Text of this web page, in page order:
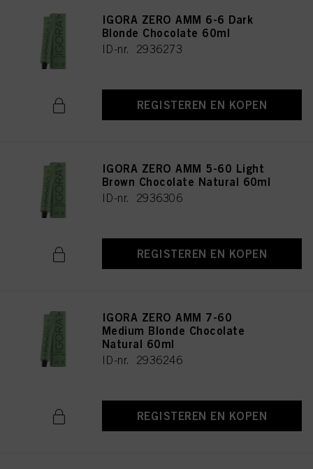
IGORA ZERO AMM 6-6 Dark
Blonde Chocolate 60ml
ID-nr. 2936273
REGISTEREN EN KOPEN
IGORA ZERO AMM 5-60 Light
Brown Chocolate Natural 60ml
ID-nr. 2936306
REGISTEREN EN KOPEN
IGORA ZERO AMM 7-60
Medium Blonde Chocolate
Natural 60ml
ID-nr. 2936246
REGISTEREN EN KOPEN